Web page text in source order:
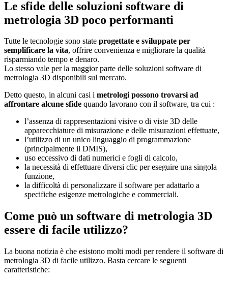
Le sfide delle soluzioni software di
metrologia 3D poco performanti
Tutte le tecnologie sono state progettate e sviluppate per
semplificare la vita, offrire convenienza e migliorare la qualità
risparmiando tempo e denaro.
Lo stesso vale per la maggior parte delle soluzioni software di
metrologia 3D disponibili sul mercato.
Detto questo, in alcuni casi i metrologi possono trovarsi ad
affrontare alcune sfide quando lavorano con il software, tra cui :
l’assenza di rappresentazioni visive o di viste 3D delle
apparecchiature di misurazione e delle misurazioni effettuate,
l’utilizzo di un unico linguaggio di programmazione
(principalmente il DMIS),
uso eccessivo di dati numerici e fogli di calcolo,
la necessità di effettuare diversi clic per eseguire una singola
funzione,
la difficoltà di personalizzare il software per adattarlo a
specifiche esigenze metrologiche e commerciali.
Come può un software di metrologia 3D
essere di facile utilizzo?
La buona notizia è che esistono molti modi per rendere il software di
metrologia 3D di facile utilizzo. Basta cercare le seguenti
caratteristiche: